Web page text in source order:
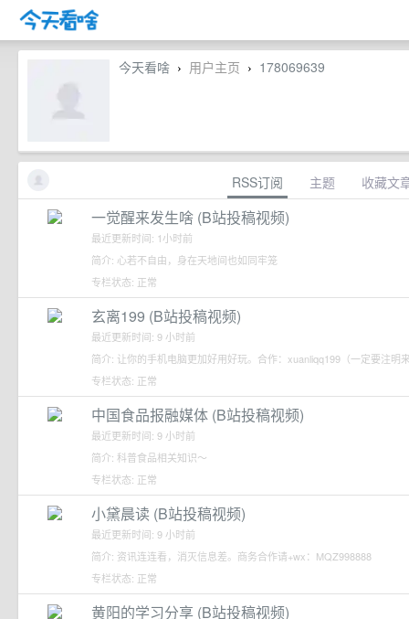
今天看啥 › 用户主页 › 178069639
RSS订阅 主题 收藏文
一觉醒来发生啥 (B站投稿视频)
最近更新时间: 1小时前
简介: 心若不自由，身在天地间也如同牢笼
专栏状态: 正常
玄离199 (B站投稿视频)
最近更新时间: 9 小时前
简介: 让你的手机电脑更加好用好玩。合作：xuanliqq199（一定要注明
专栏状态: 正常
中国食品报融媒体 (B站投稿视频)
最近更新时间: 9 小时前
简介: 科普食品相关知识～
专栏状态: 正常
小黛晨读 (B站投稿视频)
最近更新时间: 9 小时前
简介: 资讯连连看，消灭信息差。商务合作请+wx：MQZ998888
专栏状态: 正常
黄阳的学习分享 (B站投稿视频)